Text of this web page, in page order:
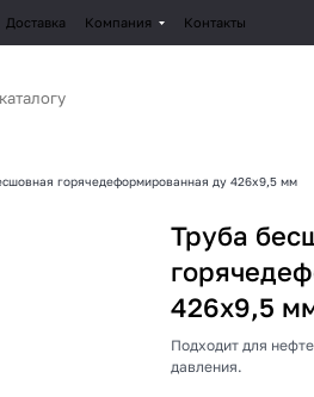
Доставка Компания Контакты
горячедеформированная ду 426х9,5 мм
Труба
426х9,5
Подходит для
давления.